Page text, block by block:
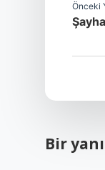
Önceki
Bir